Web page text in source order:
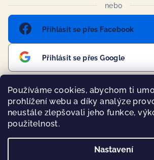
Používáme cookies, abychom ti
prohlížení webu a díky analýze
neustále zlepšovali jeho funkce,
použitelnost.
Nastavení
nebo
Přihlásit se přes Facebook
Přihlásit se přes Google
Přijímáme online platby